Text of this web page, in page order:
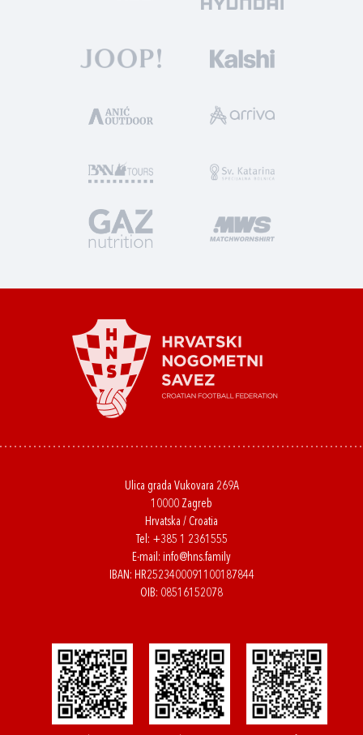
Ulica grada Vukovara 269A
10000 Zagreb
Hrvatska / Croatia
Tel: +385 1 2361555
E-mail: info@hns.family
IBAN: HR2523400091100187844
OIB: 08516152078